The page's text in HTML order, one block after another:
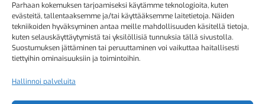
Parhaan kokemuksen tarjoamiseksi käytämme teknologioita, kuten
evästeitä, tallentaaksemme ja/tai käyttääksemme laitetietoja. Näiden
tekniikoiden hyväksyminen antaa meille mahdollisuuden käsitellä tietoja,
kuten selauskäyttäytymistä tai yksilöllisiä tunnuksia tällä sivustolla.
Suostumuksen jättäminen tai peruuttaminen voi vaikuttaa haitallisesti
tiettyihin ominaisuuksiin ja toimintoihin.
Hallinnoi palveluita
Kristiina Mäkinen
040 725 3186
kristiina.makinen@simmis.fi